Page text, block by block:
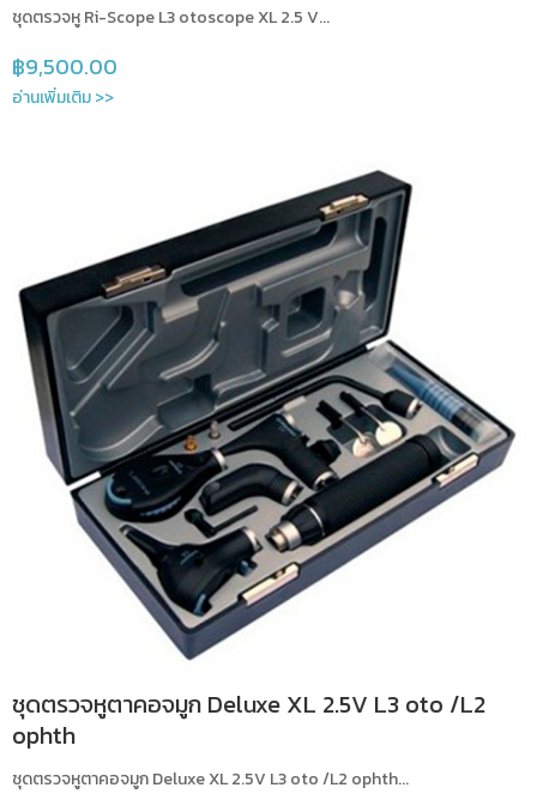
ชุดตรวจหู Ri-Scope L3 otoscope XL 2.5 V...
฿9,500.00
อ่านเพิ่มเติม >>
ชุดตรวจหูตาคอจมูก Deluxe XL 2.5V L3 oto /L2
ophth
ชุดตรวจหูตาคอจมูก Deluxe XL 2.5V L3 oto /L2 ophth...